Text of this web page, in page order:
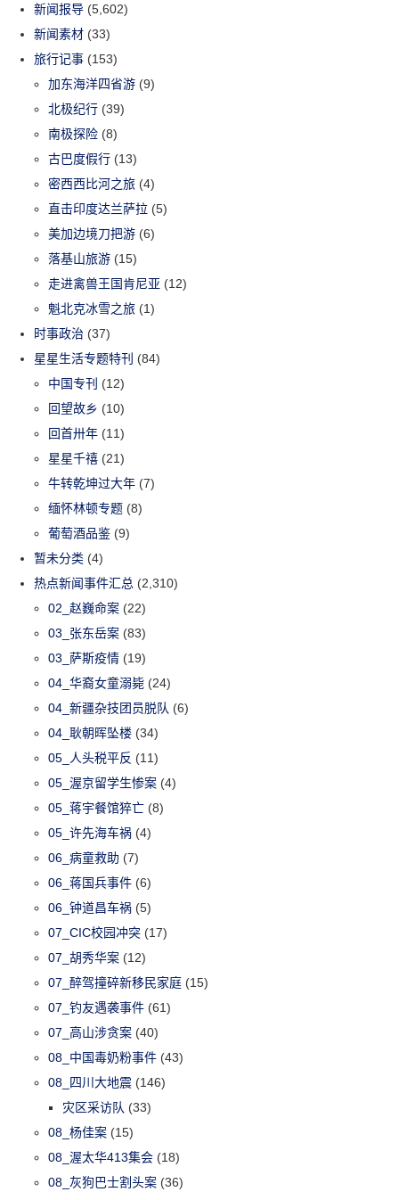
新闻报导 (5,602)
新闻素材 (33)
旅行记事 (153)
加东海洋四省游 (9)
北极纪行 (39)
南极探险 (8)
古巴度假行 (13)
密西西比河之旅 (4)
直击印度达兰萨拉 (5)
美加边境刀把游 (6)
落基山旅游 (15)
走进禽兽王国肯尼亚 (12)
魁北克冰雪之旅 (1)
时事政治 (37)
星星生活专题特刊 (84)
中国专刊 (12)
回望故乡 (10)
回首卅年 (11)
星星千禧 (21)
牛转乾坤过大年 (7)
缅怀林顿专题 (8)
葡萄酒品鉴 (9)
暂未分类 (4)
热点新闻事件汇总 (2,310)
02_赵巍命案 (22)
03_张东岳案 (83)
03_萨斯疫情 (19)
04_华裔女童溺毙 (24)
04_新疆杂技团员脱队 (6)
04_耿朝晖坠楼 (34)
05_人头税平反 (11)
05_渥京留学生惨案 (4)
05_蒋宇餐馆猝亡 (8)
05_许先海车祸 (4)
06_病童救助 (7)
06_蒋国兵事件 (6)
06_钟道昌车祸 (5)
07_CIC校园冲突 (17)
07_胡秀华案 (12)
07_醉驾撞碎新移民家庭 (15)
07_钓友遇袭事件 (61)
07_高山涉贪案 (40)
08_中国毒奶粉事件 (43)
08_四川大地震 (146)
灾区采访队 (33)
08_杨佳案 (15)
08_渥太华413集会 (18)
08_灰狗巴士割头案 (36)